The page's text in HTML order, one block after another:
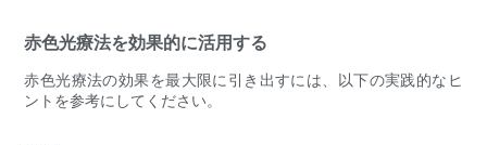
赤色光療法を効果的に活用する
赤色光療法の効果を最大限に引き出すには、以下の実践的なヒ
ントを参考にしてください。